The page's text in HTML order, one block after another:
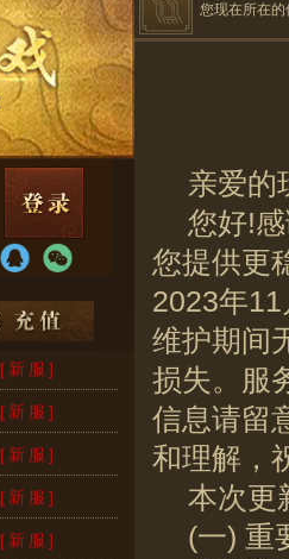
[新服]
[新服]
[新服]
[新服]
[新服]
您现在所在
亲爱的
您好!
您提供更
2023年
维护期间
损失。服
信息请留
和理解，
本次更
(一) 重